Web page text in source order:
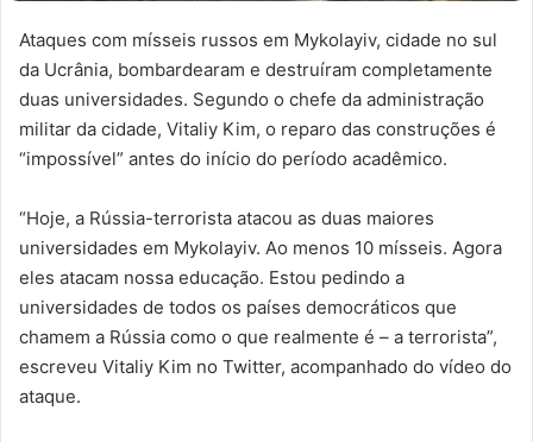
Ataques com mísseis russos em Mykolayiv, cidade no sul
da Ucrânia, bombardearam e destruíram completamente
duas universidades. Segundo o chefe da administração
militar da cidade, Vitaliy Kim, o reparo das construções é
“impossível” antes do início do período acadêmico.
“Hoje, a Rússia-terrorista atacou as duas maiores
universidades em Mykolayiv. Ao menos 10 mísseis. Agora
eles atacam nossa educação. Estou pedindo a
universidades de todos os países democráticos que
chamem a Rússia como o que realmente é – a terrorista”,
escreveu Vitaliy Kim no Twitter, acompanhado do vídeo do
ataque.